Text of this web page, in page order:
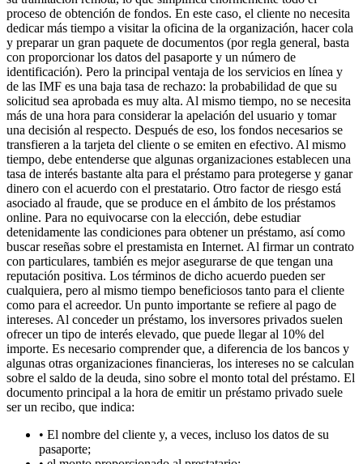
proceso de obtención de fondos. En este caso, el cliente no necesita
dedicar más tiempo a visitar la oficina de la organización, hacer cola
y preparar un gran paquete de documentos (por regla general, basta
con proporcionar los datos del pasaporte y un número de
identificación). Pero la principal ventaja de los servicios en línea y
de las IMF es una baja tasa de rechazo: la probabilidad de que su
solicitud sea aprobada es muy alta. Al mismo tiempo, no se necesita
más de una hora para considerar la apelación del usuario y tomar
una decisión al respecto. Después de eso, los fondos necesarios se
transfieren a la tarjeta del cliente o se emiten en efectivo. Al mismo
tiempo, debe entenderse que algunas organizaciones establecen una
tasa de interés bastante alta para el préstamo para protegerse y ganar
dinero con el acuerdo con el prestatario. Otro factor de riesgo está
asociado al fraude, que se produce en el ámbito de los préstamos
online. Para no equivocarse con la elección, debe estudiar
detenidamente las condiciones para obtener un préstamo, así como
buscar reseñas sobre el prestamista en Internet. Al firmar un contrato
con particulares, también es mejor asegurarse de que tengan una
reputación positiva. Los términos de dicho acuerdo pueden ser
cualquiera, pero al mismo tiempo beneficiosos tanto para el cliente
como para el acreedor. Un punto importante se refiere al pago de
intereses. Al conceder un préstamo, los inversores privados suelen
ofrecer un tipo de interés elevado, que puede llegar al 10% del
importe. Es necesario comprender que, a diferencia de los bancos y
algunas otras organizaciones financieras, los intereses no se calculan
sobre el saldo de la deuda, sino sobre el monto total del préstamo. El
documento principal a la hora de emitir un préstamo privado suele
ser un recibo, que indica:
• El nombre del cliente y, a veces, incluso los datos de su
pasaporte;